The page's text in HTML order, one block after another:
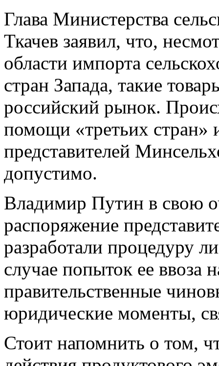
Глава Министерства
Ткачев заявил, что,
области импорта
стран Запада, такие
российский рынок.
помощи «третьих
представителей
допустимо.
Владимир Путин в свою
распоряжение
разработали процедуру
случае попыток ее
правительственные
юридические моменты,
Стоит напомнить о том,